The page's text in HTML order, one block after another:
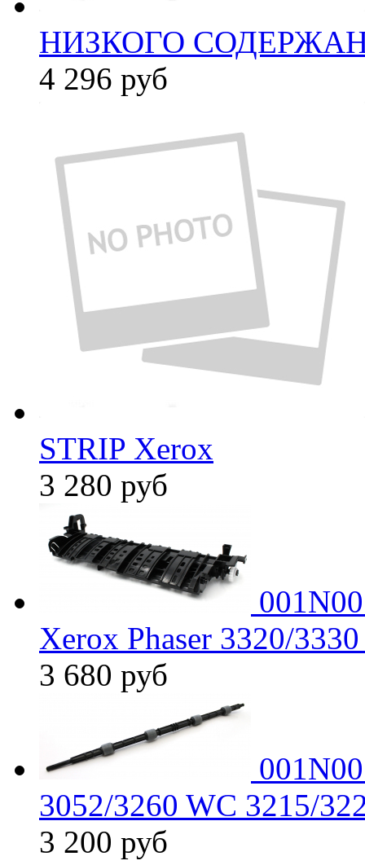
НИЗКОГО
4 296 руб
STRIP Xerox
3 280 руб
Xerox Phaser 3320/
3 680 руб
3052/3260 WC 3215/
3 200 руб